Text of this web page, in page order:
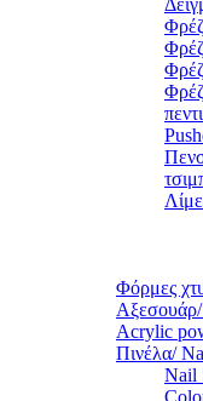
Φόρμες
Αξεσουάρ/
Acrylic
Πινέλα/
Nail